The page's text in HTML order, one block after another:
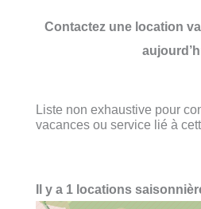
Contactez une location
Liste non exhaustive pour
vacances ou service lié à
Il y a 1 locations